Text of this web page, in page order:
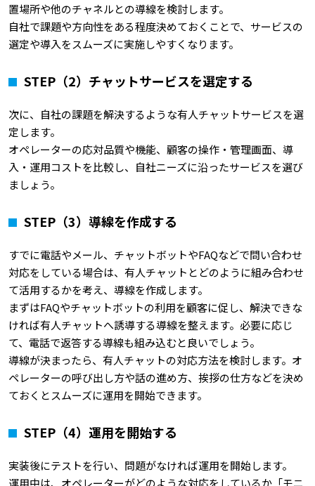
置場所や他のチャネルとの導線を検討します。
自社で課題や方向性をある程度決めておくことで、サービスの
選定や導入をスムーズに実施しやすくなります。
STEP （2）チャットサービスを選定する
次に、自社の課題を解決するような有人チャットサービスを選
定します。
オペレーターの応対品質や機能、顧客の操作・管理画面、導
入・運用コストを比較し、自社ニーズに沿ったサービスを選び
ましょう。
STEP （3）導線を作成する
すでに電話やメール、チャットボットやFAQなどで問い合わせ
対応をしている場合は、有人チャットとどのように組み合わせ
て活用するかを考え、導線を作成します。
まずはFAQやチャットボットの利用を顧客に促し、解決できな
ければ有人チャットへ誘導する導線を整えます。必要に応じ
て、電話で返答する導線も組み込むと良いでしょう。
導線が決まったら、有人チャットの対応方法を検討します。オ
ペレーターの呼び出し方や話の進め方、挨拶の仕方などを決め
ておくとスムーズに運用を開始できます。
STEP （4）運用を開始する
実装後にテストを行い、問題がなければ運用を開始します。
運用中は、オペレーターがどのような対応をしているか「モニ